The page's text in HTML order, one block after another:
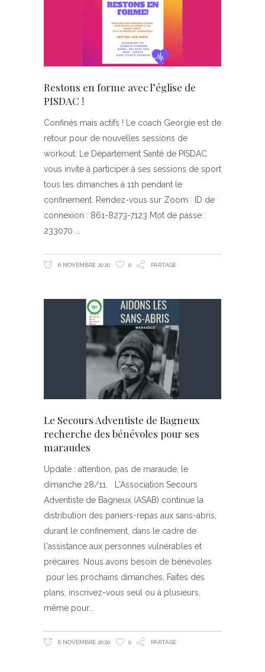
Restons en forme avec l’église de
PISDAC !
Confinés mais actifs ! Le coach Georgie est de
retour pour de nouvelles sessions de
workout. Le Département Santé de PISDAC
vous invite à participer à ses sessions de sport
tous les dimanches à 11h pendant le
confinement. Rendez-vous sur Zoom : ID de
connexion : 861-8273-7123 Mot de passe :
233070
6 NOVEMBRE 2020 0 PARTAGE
Le Secours Adventiste de Bagneux
recherche des bénévoles pour ses
maraudes
Update : attention, pas de maraude, le
dimanche 28/11. L'Association Secours
Adventiste de Bagneux (ASAB) continue la
distribution des paniers-repas aux sans-abris,
durant le confinement, dans le cadre de
l'assistance aux personnes vulnérables et
précaires. Nous avons besoin de bénévoles
pour les prochains dimanches. Faites des
plans, inscrivez-vous seul ou à plusieurs,
même pour
6 NOVEMBRE 2020 0 PARTAGE